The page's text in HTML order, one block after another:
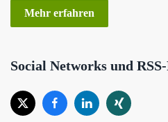
Mehr erfahren
Social Networks und RSS-